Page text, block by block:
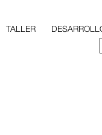
TALLER